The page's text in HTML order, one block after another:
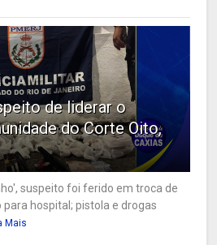
de liderar o
do Corte Oito,
suspeito foi ferido em troca de
hospital; pistola e drogas
Mais